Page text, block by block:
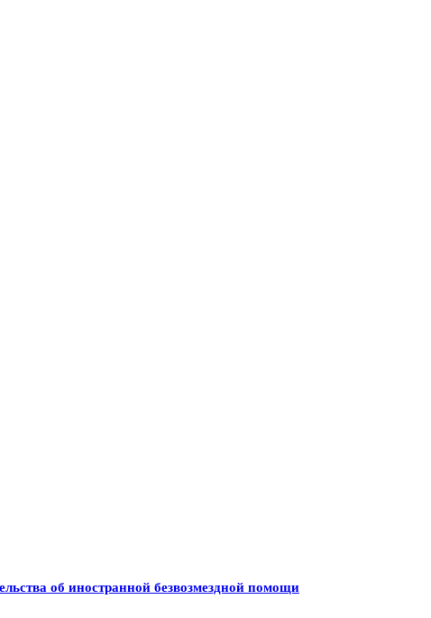
об иностранной безвозмездной помощи